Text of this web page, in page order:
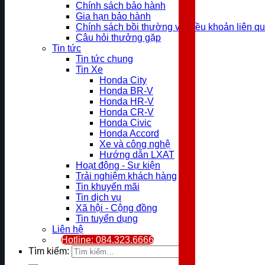
Chính sách bảo hành
Gia hạn bảo hành
Chính sách bồi thường và điều khoản liên
Câu hỏi thưởng gặp
Tin tức
Tin tức chung
Tin Xe
Honda City
Honda BR-V
Honda HR-V
Honda CR-V
Honda Civic
Honda Accord
Xe và công nghệ
Hướng dẫn LXAT
Hoạt động - Sự kiện
Trải nghiệm khách hàng
Tin khuyến mãi
Tin dịch vụ
Xã hội - Cộng đồng
Tin tuyển dụng
Liên hệ
Hotline: 084.323.6666
Tìm kiếm: